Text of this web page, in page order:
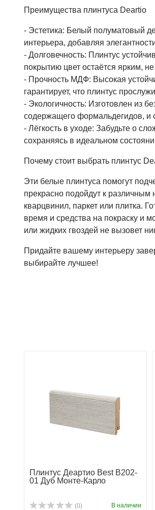
Преимущества плинтуса Deartio
- Эстетика: Белый полуматовый
интерьера, добавляя
- Долговечность: Плинтус
покрытию цвет остаётся ярким,
- Прочность МДФ: Высокая
гарантирует, что плинтус
- Экологичность: Изготовлен из
содержащего формальдегидов, и
- Лёгкость в уходе: Забудьте о
сохраняясь в идеальном
Почему стоит выбрать плинтус
Эти белые плинтуса помогут
прекрасно подойдут к
кварцвинил, паркет или плитка.
время и средства на покраску и
или жидких гвоздей не вызовет
Придайте вашему интерьеру
выбирайте лучшее!
Плинтус Деартио Best B202-
01 Дуб Монте-Карло
(0) В наличии